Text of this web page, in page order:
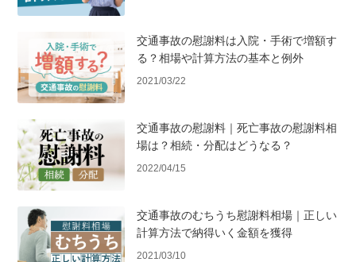
交通事故の慰謝料は入院・手術で増額す
る？相場や計算方法の基本と例外
2021/03/22
交通事故の慰謝料｜死亡事故の慰謝料相
場は？相続・分配はどうなる？
2022/04/15
交通事故のむちうち慰謝料相場｜正しい
計算方法で納得いく金額を獲得
2021/03/10